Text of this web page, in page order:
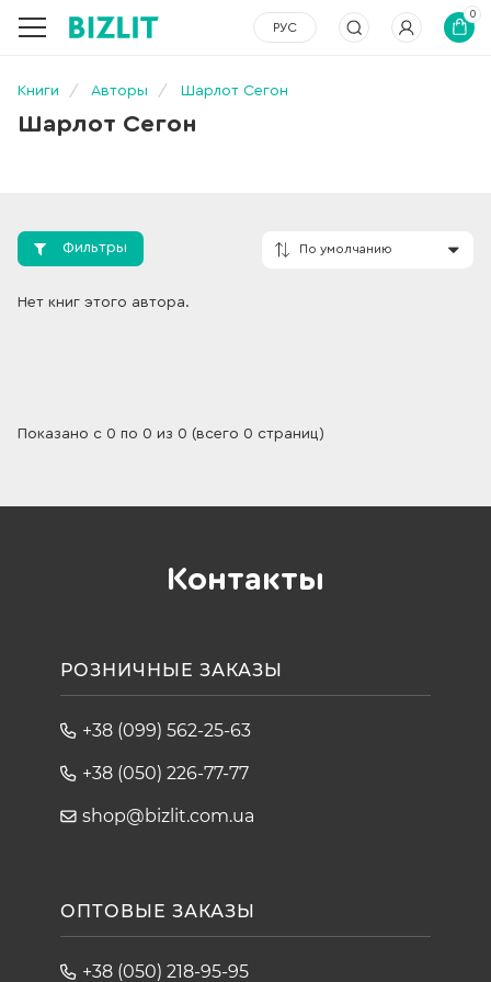
РУС
0
Книги Авторы Шарлот Сегон
Шарлот Сегон
Фильтры
Нет книг этого автора.
Показано с 0 по 0 из 0 (всего 0 страниц)
Контакты
РОЗНИЧНЫЕ ЗАКАЗЫ
+38 (099) 562-25-63
+38 (050) 226-77-77
shop@bizlit.com.ua
ОПТОВЫЕ ЗАКАЗЫ
+38 (050) 218-95-95